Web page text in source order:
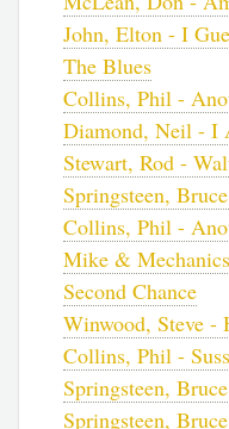
John, Elton - I
The Blues
Collins, Phil -
Diamond, Neil - I
Stewart, Rod -
Springsteen,
Collins, Phil -
Mike &
Second Chance
Winwood, Steve -
Collins, Phil -
Springsteen,
Springsteen,